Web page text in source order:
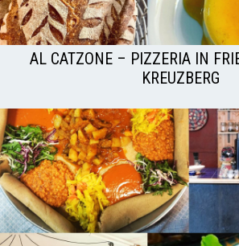
AL CATZONE – PIZZERIA IN
KREUZBERG